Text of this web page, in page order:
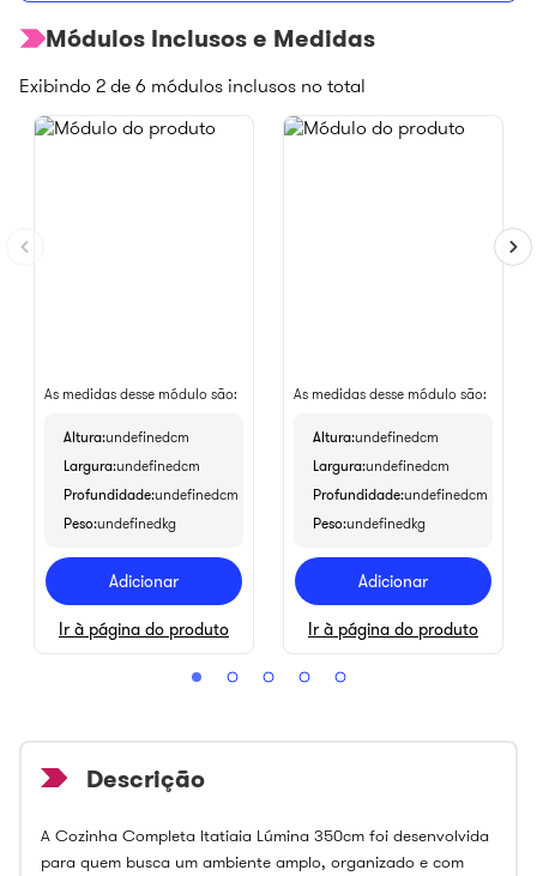
Módulos Inclusos e Medidas
Exibindo 2 de 6 módulos inclusos no total
As medidas desse módulo são:
Altura undefinedcm
Largura undefinedcm
Profundidade undefinedcm
Peso undefinedkg
Adicionar
Ir à página do produto
As medidas desse módulo são:
Altura undefinedcm
Largura undefinedcm
Profundidade undefinedcm
Peso undefinedkg
Adicionar
Ir à página do produto
A Cozinha Completa Itatiaia Lúmina 350cm foi desenvolvida
para quem busca um ambiente amplo, organizado e com